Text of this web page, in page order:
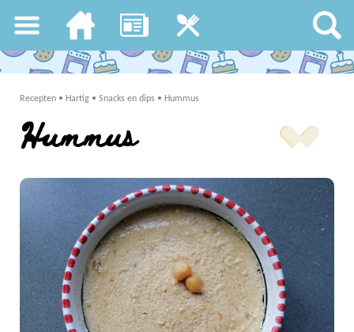
Recepten • Hartig • Snacks en dips • Hummus
Hummus